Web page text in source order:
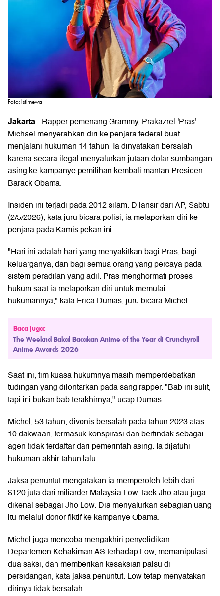
Foto: Istimewa
Jakarta- Rapper pemenangGrammy, Prakazrel 'Pras'
Michael menyerahkan diri ke penjara federal buat
menjalani hukuman 14 tahun. Ia dinyatakan bersalah
karena secara ilegal menyalurkan jutaan dolar sumbangan
asing ke kampanye pemilihan kembali mantan Presiden
Barack Obama.
Insiden ini terjadi pada 2012 silam. Dilansir dari AP, Sabtu
(2/5/2026), kata juru bicara polisi, ia melaporkan diri ke
penjara pada Kamis pekan ini.
"Hari ini adalah hari yang menyakitkan bagi Pras, bagi
keluarganya, dan bagi semua orang yang percaya pada
sistem peradilan yang adil. Pras menghormati proses
hukum saat ia melaporkan diri untuk memulai
hukumannya," kata Erica Dumas, juru bicara Michel.
Baca juga:
The Weeknd Bakal Bacakan Anime of the Year di Crunchyroll
Anime Awards 2026
Saat ini, tim kuasa hukumnya masih memperdebatkan
tudingan yang dilontarkan pada sang rapper. "Bab ini sulit,
tapi ini bukan bab terakhirnya," ucap Dumas.
Michel, 53 tahun, divonis bersalah pada tahun 2023 atas
10 dakwaan, termasuk konspirasi dan bertindak sebagai
agen tidak terdaftar dari pemerintah asing. Ia dijatuhi
hukuman akhir tahun lalu.
Jaksa penuntut mengatakan ia memperoleh lebih dari
$120 juta dari miliarder Malaysia Low Taek Jho atau juga
dikenal sebagai Jho Low. Dia menyalurkan sebagian uang
itu melalui donor fiktif ke kampanye Obama.
Michel juga mencoba mengakhiri penyelidikan
Departemen Kehakiman AS terhadap Low, memanipulasi
dua saksi, dan memberikan kesaksian palsu di
persidangan, kata jaksa penuntut. Low tetap menyatakan
dirinya tidak bersalah.